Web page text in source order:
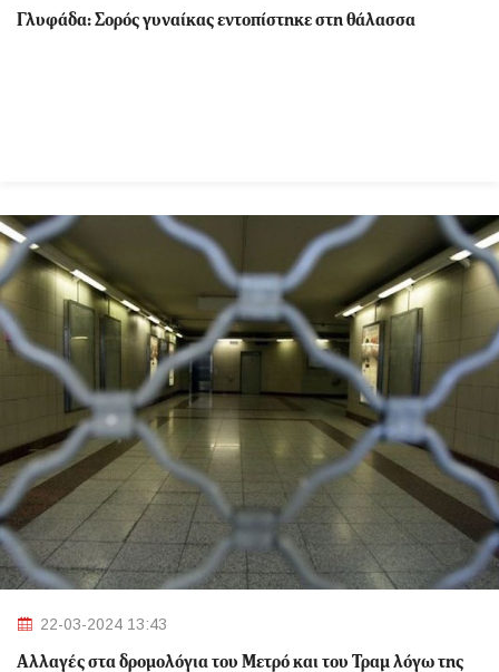
Γλυφάδα: Σορός γυναίκας εντοπίστηκε στη θάλασσα
22-03-2024 13:43
Αλλαγές στα δρομολόγια του Μετρό και του Τραμ λόγω της